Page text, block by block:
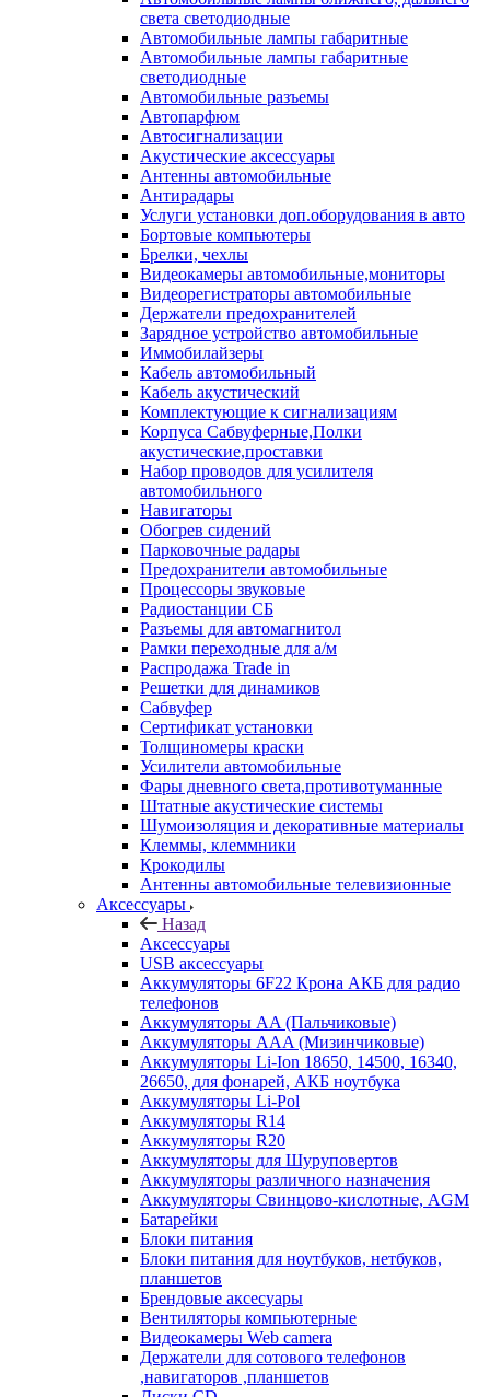
света светодиодные
Автомобильные лампы габаритные
Автомобильные лампы габаритные
светодиодные
Автомобильные разъемы
Автопарфюм
Автосигнализации
Акустические аксессуары
Антенны автомобильные
Антирадары
Услуги установки доп.оборудования в авто
Бортовые компьютеры
Брелки, чехлы
Видеокамеры автомобильные,мониторы
Видеорегистраторы автомобильные
Держатели предохранителей
Зарядное устройство автомобильные
Иммобилайзеры
Кабель автомобильный
Кабель акустический
Комплектующие к сигнализациям
Корпуса Сабвуферные,Полки
акустические,проставки
Набор проводов для усилителя
автомобильного
Навигаторы
Обогрев сидений
Парковочные радары
Предохранители автомобильные
Процессоры звуковые
Радиостанции СБ
Разъемы для автомагнитол
Рамки переходные для а/м
Распродажа Trade in
Решетки для динамиков
Сабвуфер
Сертификат установки
Толщиномеры краски
Усилители автомобильные
Фары дневного света,противотуманные
Штатные акустические системы
Шумоизоляция и декоративные материалы
Клеммы, клеммники
Крокодилы
Антенны автомобильные телевизионные
Аксессуары
Назад
Аксессуары
USB аксессуары
Аккумуляторы 6F22 Крона АКБ для радио
телефонов
Аккумуляторы AA (Пальчиковые)
Аккумуляторы AAA (Мизинчиковые)
Аккумуляторы Li-Ion 18650, 14500, 16340,
26650, для фонарей, АКБ ноутбука
Аккумуляторы Li-Pol
Аккумуляторы R14
Аккумуляторы R20
Аккумуляторы для Шуруповертов
Аккумуляторы различного назначения
Аккумуляторы Свинцово-кислотные, AGM
Батарейки
Блоки питания
Блоки питания для ноутбуков, нетбуков,
планшетов
Брендовые аксесуары
Вентиляторы компьютерные
Видеокамеры Web camera
Держатели для сотового телефонов
,навигаторов ,планшетов